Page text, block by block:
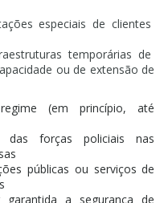
especiais de clientes
temporárias de
ou de extensão de
(em princípio, até
forças policiais nas
públicas ou serviços de
a segurança de